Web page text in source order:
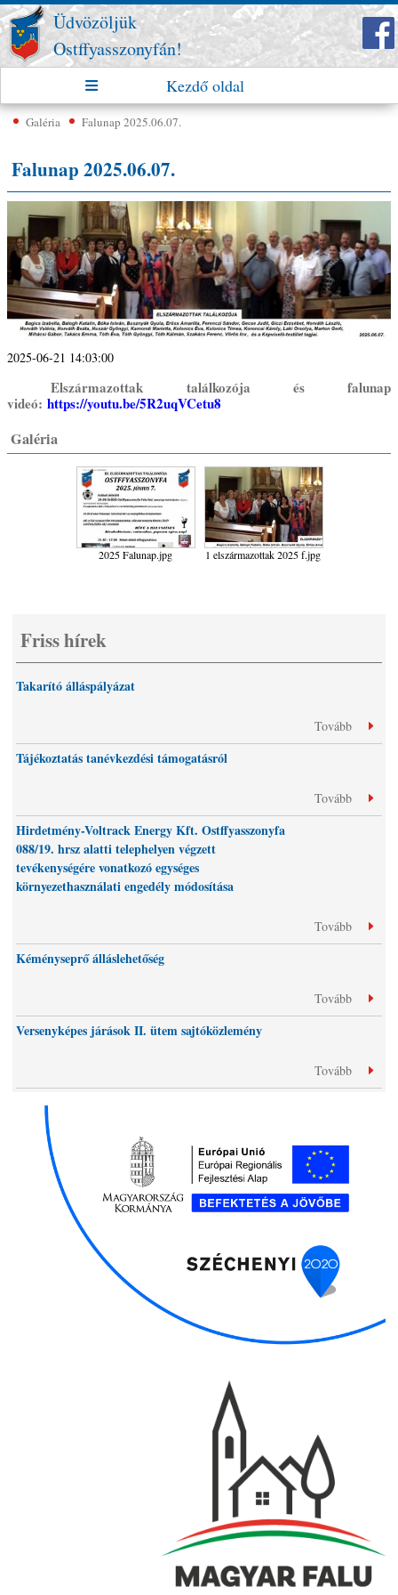
Üdvözöljük
Ostffyasszonyfán!
Kezdő oldal
Galéria Falunap 2025.06.07.
Falunap 2025.06.07.
2025-06-21 14:03:00
Elszármazottak találkozója és falunap
videó: https://youtu.be/5R2uqVCetu8
Galéria
2025 Falunap.jpg 1 elszármazottak 2025 f.jpg
Friss hírek
Takarító álláspályázat
Tovább
Tájékoztatás tanévkezdési támogatásról
Tovább
Hirdetmény-Voltrack Energy Kft. Ostffyasszonyfa
088/19. hrsz alatti telephelyen végzett
tevékenységére vonatkozó egységes
környezethasználati engedély módosítása
Tovább
Kéményseprő álláslehetőség
Tovább
Versenyképes járások II. ütem sajtóközlemény
Tovább